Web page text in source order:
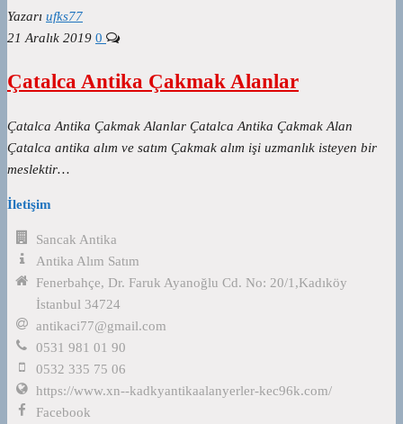
Yazarı ufks77
21 Aralık 2019 0
Çatalca Antika Çakmak Alanlar
Çatalca Antika Çakmak Alanlar Çatalca Antika Çakmak Alan
Çatalca antika alım ve satım Çakmak alım işi uzmanlık isteyen bir
meslektir…
İletişim
Sancak Antika
Antika Alım Satım
Fenerbahçe, Dr. Faruk Ayanoğlu Cd. No: 20/1,Kadıköy
İstanbul 34724
antikaci77@gmail.com
0531 981 01 90
0532 335 75 06
https://www.xn--kadkyantikaalanyerler-kec96k.com/
Facebook